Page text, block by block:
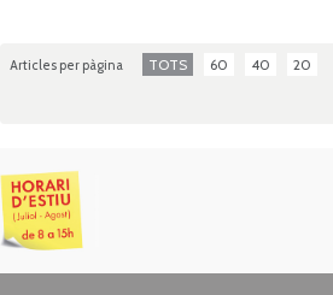
Articles per pàgina TOTS 60 40 20